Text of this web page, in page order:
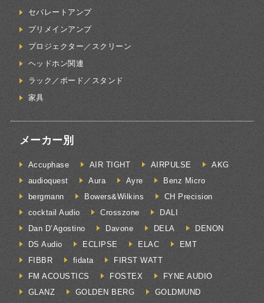
セパレートアンプ
プリメインアンプ
プロジェクター／スクリーン
ヘッドホン関連
ラック／ボード／スタンド
家具
メーカー別
Accuphase AIR TIGHT AIRPULSE
AKG
audioquest
Aura Ayre
Benz Micro
bergmann
Bowers&Wilkins
CH Precision
cocktail Audio
Crosszone
DALI
Dan D’Agostino
Davone DELA
DENON
DS Audio
ECLIPSE ELAC
EMT
FIBBR
fidata
FIRST WATT
FM ACOUSTICS
FOSTEX
FYNE AUDIO
GLANZ
GOLDEN BERG
GOLDMUND